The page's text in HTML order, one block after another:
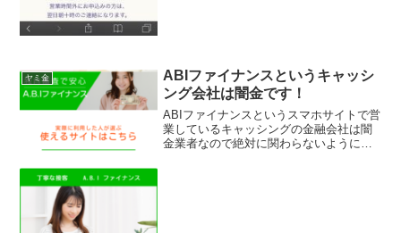
ヤミ金
ABIファイナンスというキャッシ
ング会社は闇金です！
ABIファイナンスというスマホサイトで営
業しているキャッシングの金融会社は闇
金業者なので絶対に関わらないようにし